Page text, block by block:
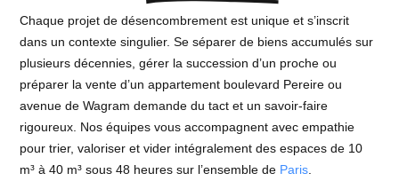
Chaque projet de désencombrement est unique et s’inscrit
dans un contexte singulier. Se séparer de biens accumulés sur
plusieurs décennies, gérer la succession d’un proche ou
préparer la vente d’un appartement boulevard Pereire ou
avenue de Wagram demande du tact et un savoir-faire
rigoureux. Nos équipes vous accompagnent avec empathie
pour trier, valoriser et vider intégralement des espaces de 10
m³ à 40 m³ sous48 heures sur l’ensemble de Paris.